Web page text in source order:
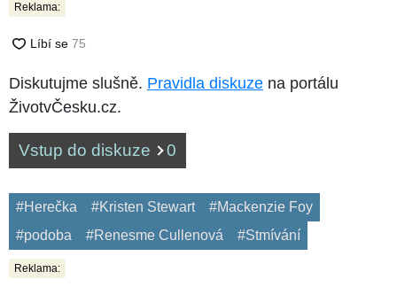
Reklama:
Diskutujme slušně. Pravidla diskuze na portálu
ŽivotvČesku.cz.
Vstup do diskuze 0
#Herečka #Kristen Stewart
#Mackenzie Foy
#podoba
#Renesme Cullenová #Stmívání
Reklama: